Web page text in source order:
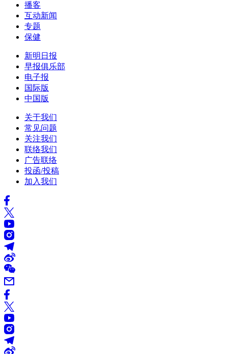
播客
互动新闻
专题
保健
新明日报
早报俱乐部
电子报
国际版
中国版
关于我们
常见问题
关注我们
联络我们
广告联络
投函/投稿
加入我们